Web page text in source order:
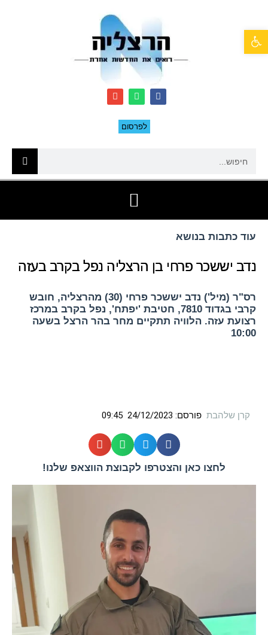
לפרסום
עוד כתבות בנושא
נדב יששכר פרחי בן הרצליה נפל בקרב בעזה
רס"ר (מיל') נדב יששכר פרחי (30) מהרצליה, חובש
קרבי בגדוד 7810, חטיבת 'יפתח', נפל בקרב במרכז
רצועת עזה. הלוויה תתקיים מחר בהר הרצל בשעה
10:00
קרן שלהבת פורסם: 24/12/2023
09:45
לחצו כאן והצטרפו לקבוצת הווצאפ שלנו!
פתח סרגל נגישות